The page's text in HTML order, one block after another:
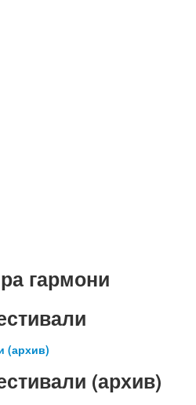
гармони
(архив)
(архив)